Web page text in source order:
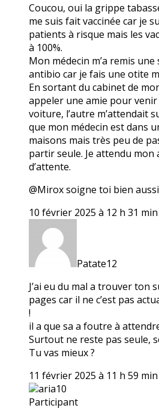
Coucou, oui la grippe
me suis fait vaccinée car je
patients à risque mais les
à 100%.
Mon médecin m’a remis une
antibio car je fais une otite
En sortant du cabinet de
appeler une amie pour
voiture, l’autre m’attendait
que mon médecin est dans
maisons mais très peu de
partir seule. Je attendu mon
d’attente.
@Mirox soigne toi bien
10 février 2025 à 12 h 31 min
Patate12
J’ai eu du mal a trouver ton
pages car il ne c’est pas
!
il a que sa a foutre à
Surtout ne reste pas seule,
Tu vas mieux ?
11 février 2025 à 11 h 59 min
aria10
Participant